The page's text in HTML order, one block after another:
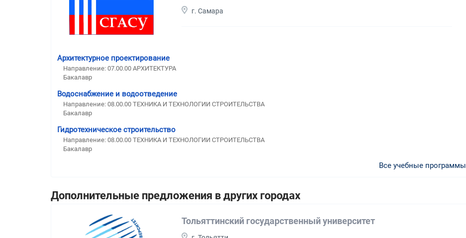
г. Самара
Архитектурное проектирование
Направление: 07.00.00 АРХИТЕКТУРА
Бакалавр
Водоснабжение и водоотведение
Направление: 08.00.00 ТЕХНИКА И ТЕХНОЛОГИИ СТРОИТЕЛЬСТВА
Бакалавр
Гидротехническое строительство
Направление: 08.00.00 ТЕХНИКА И ТЕХНОЛОГИИ СТРОИТЕЛЬСТВА
Бакалавр
Все учебные программы
Дополнительные предложения в других городах
Тольяттинский государственный университет